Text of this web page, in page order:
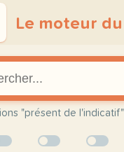
Le moteur du
"présent de l'indicatif"